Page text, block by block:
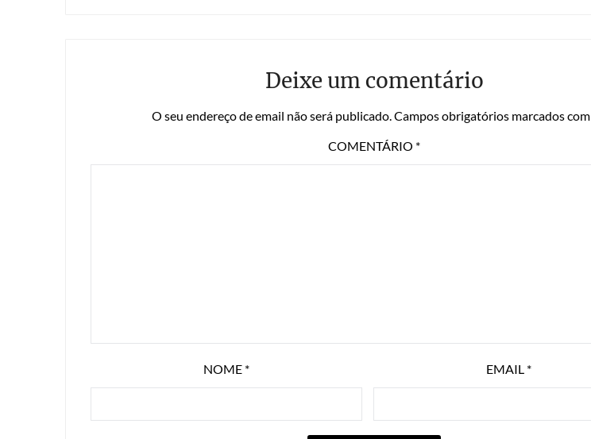
Deixe um comentário
O seu endereço de email não será publicado.Campos obrigatórios marcados com
COMENTÁRIO *
NOME * EMAIL *